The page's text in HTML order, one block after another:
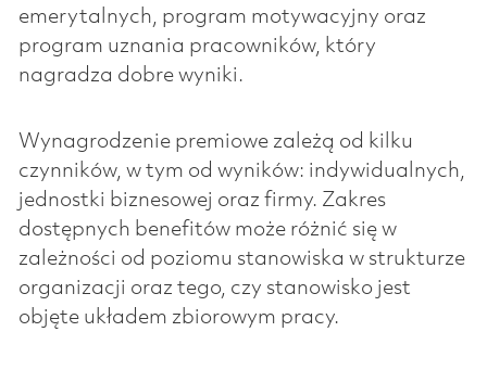
emerytalnych, program motywacyjny oraz
program uznania pracowników, który
nagradza dobre wyniki.
Wynagrodzenie premiowe zależą od kilku
czynników, w tym od wyników: indywidualnych,
jednostki biznesowej oraz firmy. Zakres
dostępnych benefitów może różnić się w
zależności od poziomu stanowiska w strukturze
organizacji oraz tego, czy stanowisko jest
objęte układem zbiorowym pracy.